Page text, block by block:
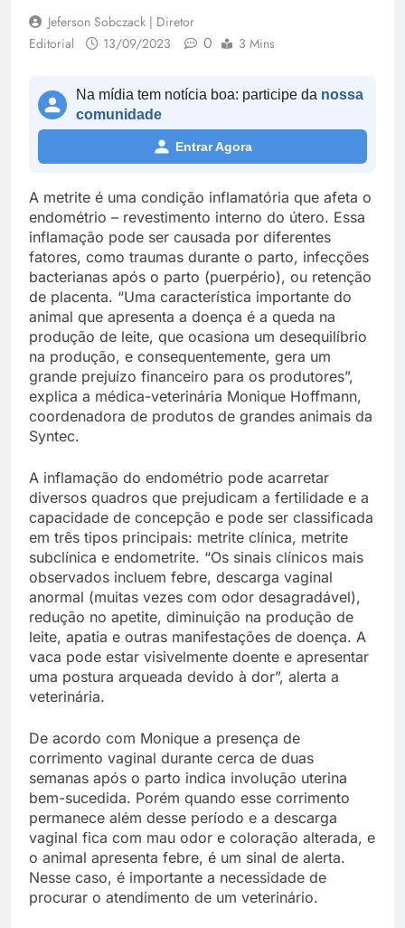
Jeferson Sobczack | Diretor
Editorial
13/09/2023 0 3 Mins
Na mídia tem notícia boa: participe da nossa
comunidade
Entrar Agora
A metrite é uma condição inflamatória que afeta o
endométrio – revestimento interno do útero. Essa
inflamação pode ser causada por diferentes
fatores, como traumas durante o parto, infecções
bacterianas após o parto (puerpério), ou retenção
de placenta. “Uma característica importante do
animal que apresenta a doença é a queda na
produção de leite, que ocasiona um desequilíbrio
na produção, e consequentemente, gera um
grande prejuízo financeiro para os produtores”,
explica a médica-veterinária Monique Hoffmann,
coordenadora de produtos de grandes animais da
Syntec.
A inflamação do endométrio pode acarretar
diversos quadros que prejudicam a fertilidade e a
capacidade de concepção e pode ser classificada
em três tipos principais: metrite clínica, metrite
subclínica e endometrite. “Os sinais clínicos mais
observados incluem febre, descarga vaginal
anormal (muitas vezes com odor desagradável),
redução no apetite, diminuição na produção de
leite, apatia e outras manifestações de doença. A
vaca pode estar visivelmente doente e apresentar
uma postura arqueada devido à dor”, alerta a
veterinária.
De acordo com Monique a presença de
corrimento vaginal durante cerca de duas
semanas após o parto indica involução uterina
bem-sucedida. Porém quando esse corrimento
permanece além desse período e a descarga
vaginal fica com mau odor e coloração alterada, e
o animal apresenta febre, é um sinal de alerta.
Nesse caso, é importante a necessidade de
procurar o atendimento de um veterinário.